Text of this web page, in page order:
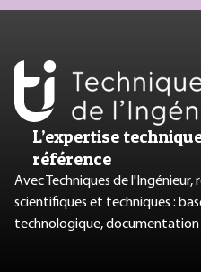
L’expertise
référence
Avec Techniques de
scientifiques et techniques :
technologique,